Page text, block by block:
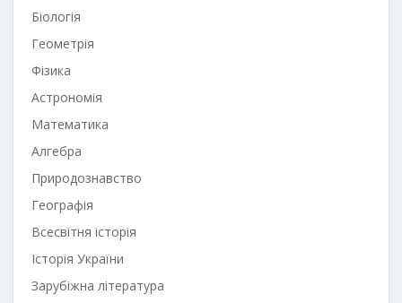
Біологія
Геометрія
Фізика
Астрономія
Математика
Алгебра
Природознавство
Географія
Всесвітня історія
Історія України
Зарубіжна література